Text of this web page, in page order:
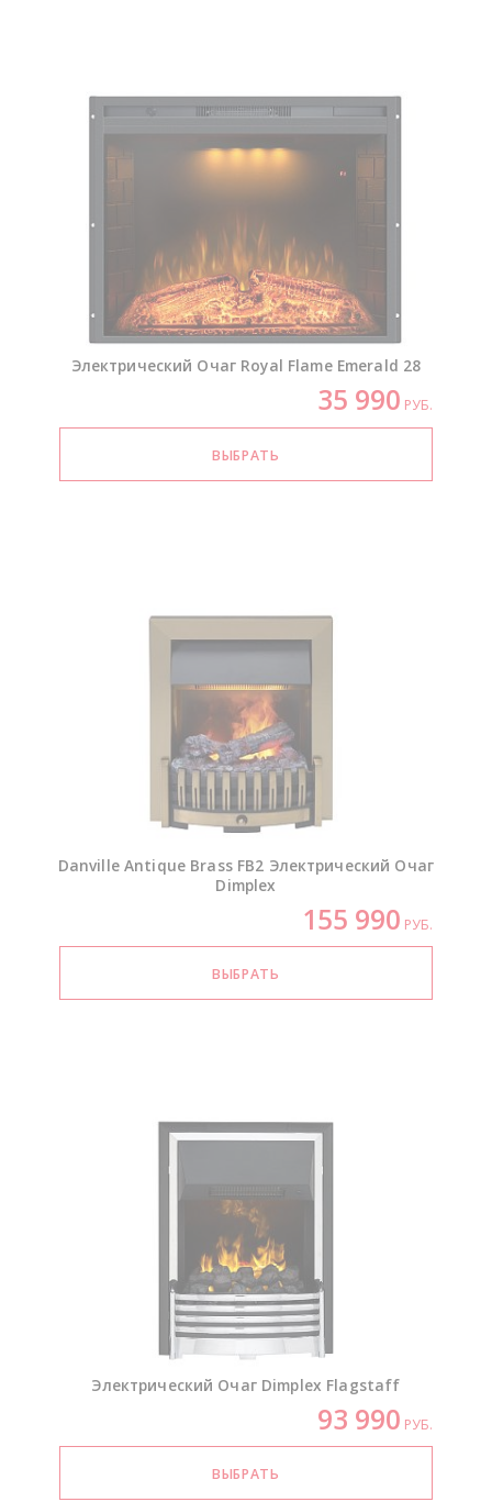
Электрический Очаг Royal Flame Emerald 28
35 990 РУБ.
Danville Antique Brass FB2 Электрический Очаг
Dimplex
155 990 РУБ.
Электрический Очаг Dimplex Flagstaff
93 990 РУБ.